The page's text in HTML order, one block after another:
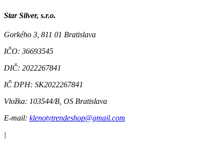
Star Silver, s.r.o.
Gorkého 3, 811 01 Bratislava
IČO: 36693545
DIČ: 2022267841
IČ DPH: SK2022267841
Vložka: 103544/B, OS Bratislava
E-mail: klenotytrendeshop@gmail.com
|